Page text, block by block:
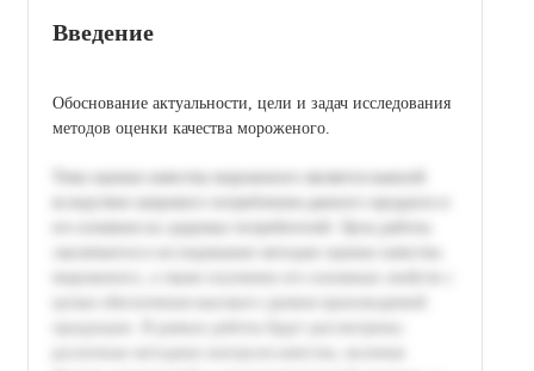
Введение
Обоснование актуальности, цели и задач исследования
методов оценки качества мороженого.